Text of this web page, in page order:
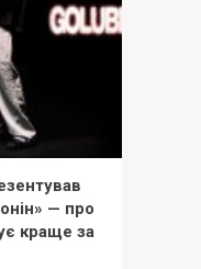
— про
краще за